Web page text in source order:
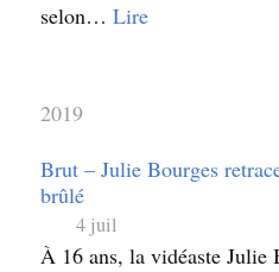
selon… Lire
2019
Brut – Julie Bourges
brûlé
4 juil
À 16 ans, la vidéaste Julie